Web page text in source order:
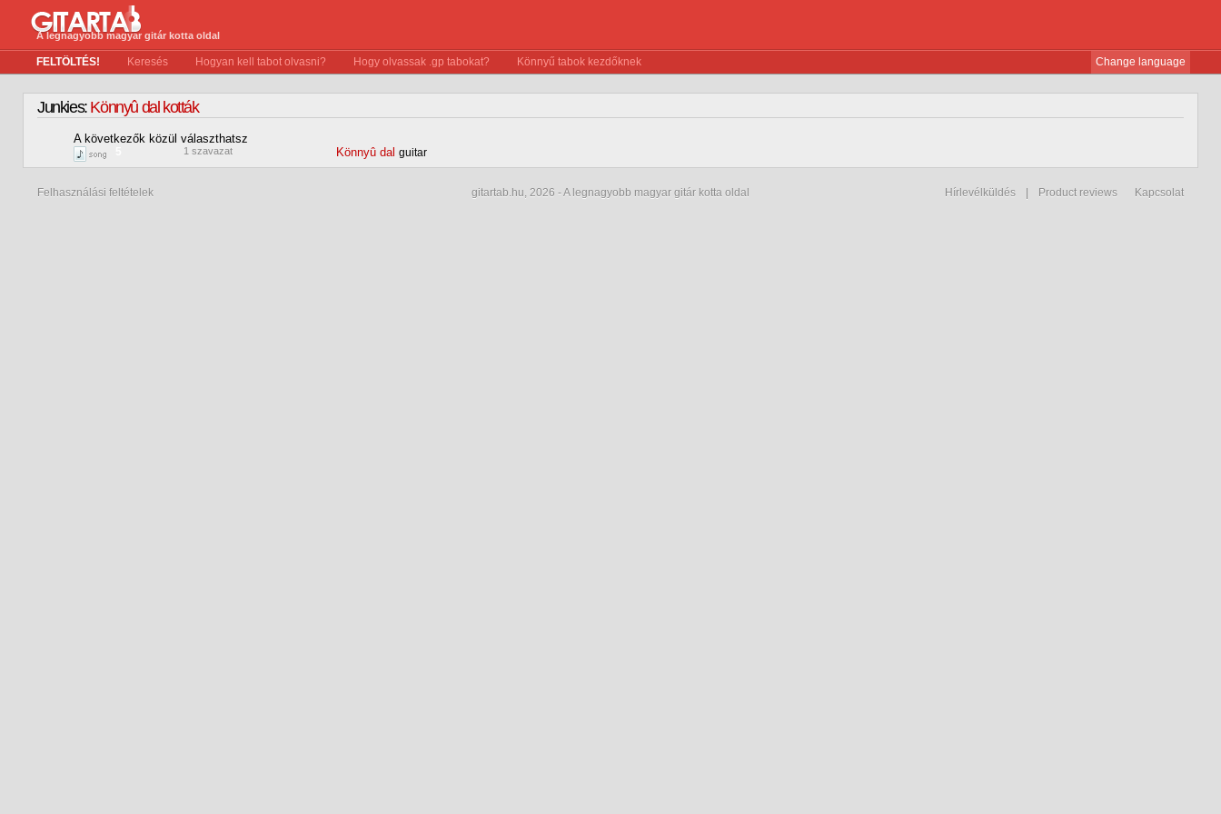
A legnagyobb magyar gitár kotta oldal
FELTÖLTÉS! Keresés Hogyan kell tabot olvasni? Hogy olvassak .gp tabokat? Könnyű tabok kezdőknek Change language
Junkies:Könnyû dal kották
A következők közül választhatsz
1 szavazat Könnyû dal guitar
Felhasználási feltételek Hírlevélküldés Product reviews Kapcsolat
gitartab.hu, 2026 - A legnagyobb magyar gitár kotta oldal